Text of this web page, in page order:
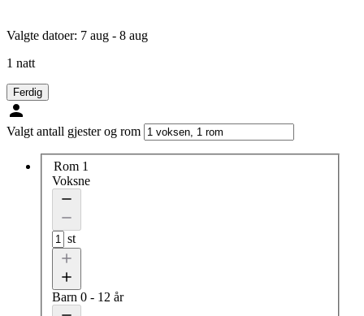
Valgte datoer: 7 aug - 8 aug
1 natt
Ferdig
Valgt antall gjester og rom
Rom 1
Voksne
st
Barn 0 - 12 år